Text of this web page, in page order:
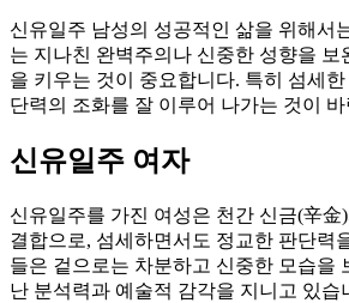
신유일주 남성의 성공적인 삶을 위해서
는 지나친 완벽주의나 신중한 성향을 보
을 키우는 것이 중요합니다. 특히 섬세
단력의 조화를 잘 이루어 나가는 것이
신유일주 여자
신유일주를 가진 여성은 천간 신금(辛金
결합으로, 섬세하면서도 정교한 판단력
들은 겉으로는 차분하고 신중한 모습을
난 분석력과 예술적 감각을 지니고 있습